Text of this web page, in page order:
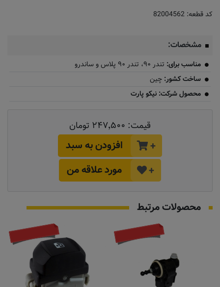
کد قطعه: 82004562
مشخصات:
مناسب برای: تندر ۹۰، تندر ۹۰ پلاس و ساندرو
ساخت کشور: چین
محصول شرکت: نیکو پارت
قیمت: ۲۴۷٬۵۰۰ تومان
+
افزودن به سبد
+
مورد علاقه من
محصولات مرتبط
موجود نیست موجود نیست